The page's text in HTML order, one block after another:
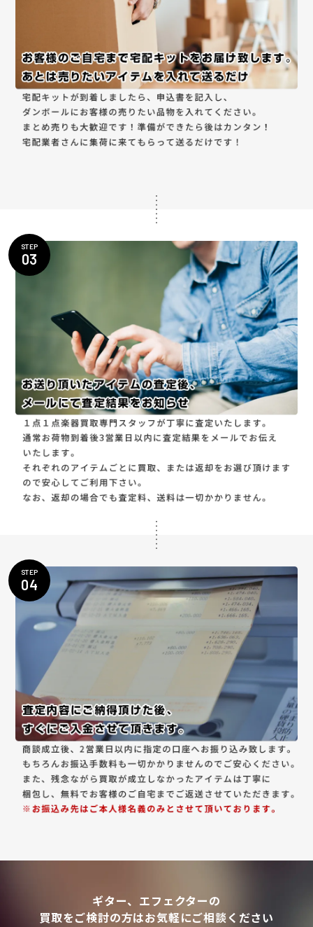
STEP
03
STEP
04
ギター、エフェクターの
買取をご検討の方はお気軽にご相談ください